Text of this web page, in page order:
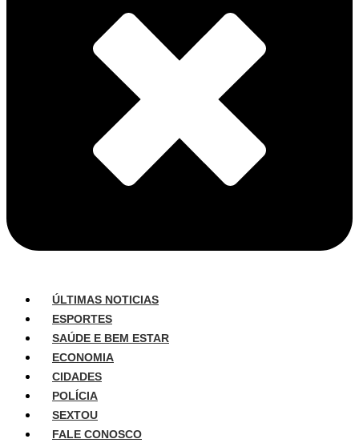
ÚLTIMAS NOTICIAS
ESPORTES
SAÚDE E BEM ESTAR
ECONOMIA
CIDADES
POLÍCIA
SEXTOU
FALE CONOSCO